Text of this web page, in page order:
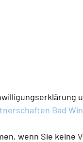
Bad
wenn Sie keine